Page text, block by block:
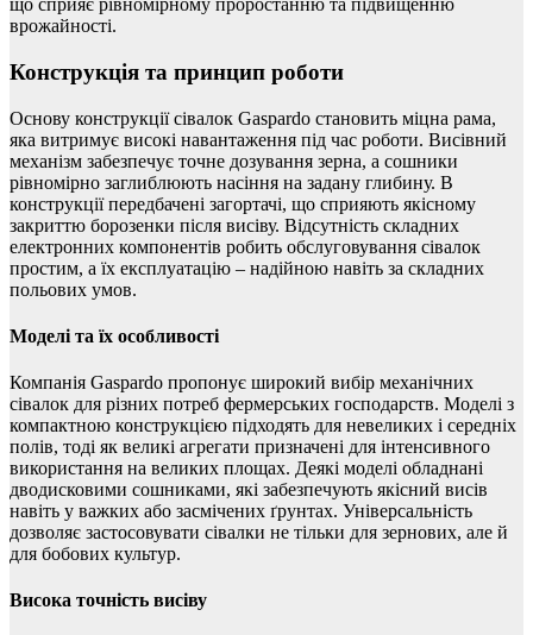
що сприяє рівномірному проростанню та підвищенню
врожайності.
Конструкція та принцип роботи
Основу конструкції сівалок Gaspardo становить міцна рама,
яка витримує високі навантаження під час роботи. Висівний
механізм забезпечує точне дозування зерна, а сошники
рівномірно заглиблюють насіння на задану глибину. В
конструкції передбачені загортачі, що сприяють якісному
закриттю борозенки після висіву. Відсутність складних
електронних компонентів робить обслуговування сівалок
простим, а їх експлуатацію – надійною навіть за складних
польових умов.
Моделі та їх особливості
Компанія Gaspardo пропонує широкий вибір механічних
сівалок для різних потреб фермерських господарств. Моделі з
компактною конструкцією підходять для невеликих і середніх
полів, тоді як великі агрегати призначені для інтенсивного
використання на великих площах. Деякі моделі обладнані
дводисковими сошниками, які забезпечують якісний висів
навіть у важких або засмічених ґрунтах. Універсальність
дозволяє застосовувати сівалки не тільки для зернових, але й
для бобових культур.
Висока точність висіву